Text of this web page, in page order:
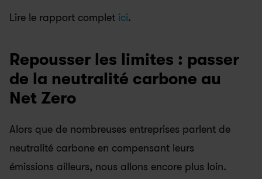
Lire le rapport complet ici.
Repousser les limites : passer
de la neutralité carbone au
Net Zero
Alors que de nombreuses entreprises parlent de
neutralité carbone en compensant leurs
émissions ailleurs, nous allons encore plus loin.